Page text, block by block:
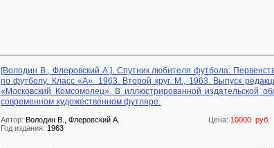
[Володин В., Флеровский А.]. Спутник любителя футбола:
по футболу. Класс «А». 1963. Второй круг. М., 1963. Выпуск
«Московский Комсомолец». В иллюстрированной издательской
современном художественном футляре.
Цена: 10000 руб.
Автор: Володин В., Флеровский А.
Год издания: 1963